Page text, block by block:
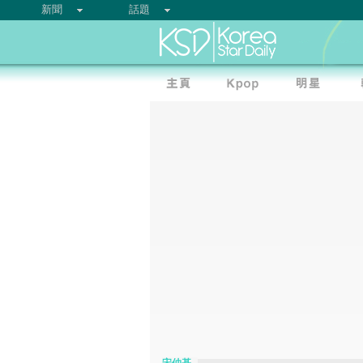
新聞 話題